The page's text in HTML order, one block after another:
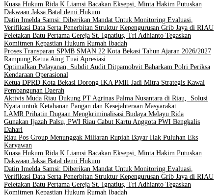
Kuasa Hukum Rida K Liamsi Bacakan Eksepsi, Minta Hakim Putuskan
Dakwaan Jaksa Batal demi Hukum
Datin Imelda Samsi: Diberikan Mandat Untuk Monitoring Evaluasi,
Verifikasi Data Serta Penerbitan Struktur Kepengurusan Grib Jaya di RIAU
Peletakan Batu Pertama Gereja St. Ignatius, Tri Adhianto Tegaskan
Komitmen Kepastian Hukum Rumah Ibadah
Proses Transparan SPMB SMAN 22 Kota Bekasi Tahun Ajaran 2026/2027
Rampung,Ketua Aing Tuai Apresiasi
Optimalkan Pelayanan, Subdit Audit Ditpamobvit Baharkam Polri Periksa
Kendaraan Operasional
Ketua DPRD Kota Bekasi Dorong IKA PMII Jadi Mitra Strategis Kawal
Pembangunan Daerah
Aktivis Muda Riau Dukung PT Agrinas Palma Nusantara di Riau, Solusi
Nyata untuk Ketahanan Pangan dan Kesejahteraan Masyarakat
LAMR Prihatin Dugaan Mengkriminalisasi Budaya Melayu Rida
Gunakan Ijazah Palsu, PWI Riau Cabut Kartu Anggota PWI Bengkalis
Dahari
Riau Pos Group Menunggak Miliaran Rupiah Bayar Hak Puluhan Eks
Karyawan
Kuasa Hukum Rida K Liamsi Bacakan Eksepsi, Minta Hakim Putuskan
Dakwaan Jaksa Batal demi Hukum
Datin Imelda Samsi: Diberikan Mandat Untuk Monitoring Evaluasi,
Verifikasi Data Serta Penerbitan Struktur Kepengurusan Grib Jaya di RIAU
Peletakan Batu Pertama Gereja St. Ignatius, Tri Adhianto Tegaskan
Komitmen Kepastian Hukum Rumah Ibadah